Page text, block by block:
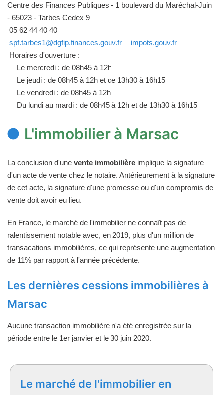
Centre des Finances Publiques - 1 boulevard du Maréchal-Juin
- 65023 - Tarbes Cedex 9
05 62 44 40 40
spf.tarbes1@dgfip.finances.gouv.fr
impots.gouv.fr
Horaires d'ouverture :
Le mercredi : de 08h45 à 12h
Le jeudi : de 08h45 à 12h et de 13h30 à 16h15
Le vendredi : de 08h45 à 12h
Du lundi au mardi : de 08h45 à 12h et de 13h30 à 16h15
L'immobilier à Marsac
La conclusion d'une vente immobilière implique la signature
d'un acte de vente chez le notaire. Antérieurement à la signature
de cet acte, la signature d'une promesse ou d'un compromis de
vente doit avoir eu lieu.
En France, le marché de l'immobilier ne connaît pas de
ralentissement notable avec, en 2019, plus d'un million de
transacations immobilières, ce qui représente une augmentation
de 11% par rapport à l'année précédente.
Les dernières cessions immobilières à
Marsac
Aucune transaction immobilière n'a été enregistrée sur la
période entre le 1er janvier et le 30 juin 2020.
Le marché de l'immobilier en